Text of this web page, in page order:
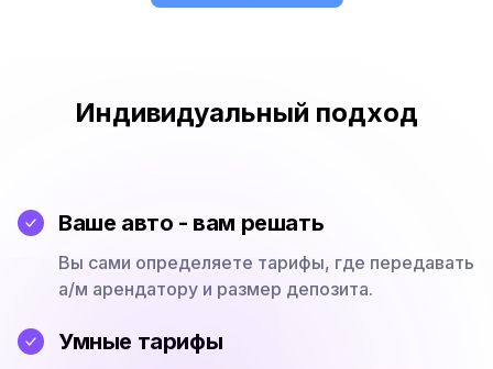
Индивидуальный подход
Ваше авто - вам решать
Вы сами определяете тарифы, где передавать
а/м арендатору и размер депозита.
Умные тарифы